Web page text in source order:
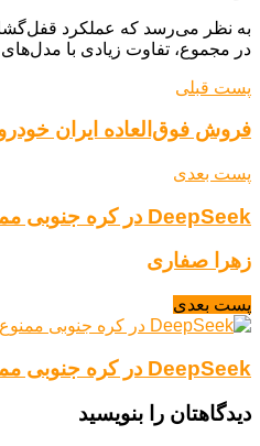
در مجموع، تفاوت زیادی با
پست قبلی
فروش فوق‌العاده ایران خودرو
پست بعدی
DeepSeek در کره جنوبی ممنوع شد
زهرا صفاری
پست بعدی
DeepSeek در کره جنوبی ممنوع شد
دیدگاهتان را بنویسید